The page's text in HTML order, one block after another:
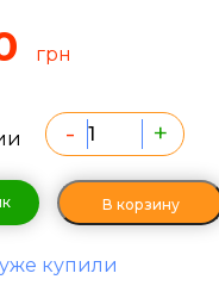
грн
- +
В корзину
купили